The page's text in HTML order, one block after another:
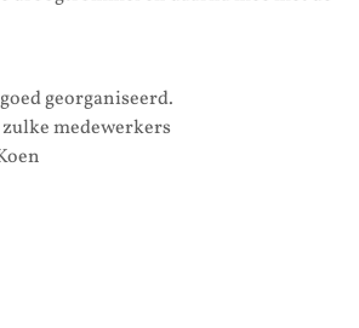
georganiseerd.
medewerkers